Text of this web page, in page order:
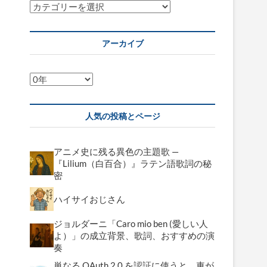
カ
ゴ
ー
アーカイブ
ア
カ
ブ
人気の投稿とページ
アニメ史に残る異色の主題歌 —
『Lilium（白百合）』ラテン語歌詞の秘
密
ハイサイおじさん
ジョルダーニ「Caro mio ben (愛しい人
よ）」の成立背景、歌詞、おすすめの演
奏